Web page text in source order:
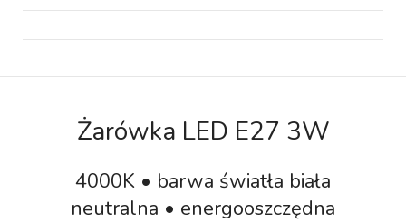
Żarówka LED E27 3W
4000K • barwa światła biała
neutralna • energooszczędna